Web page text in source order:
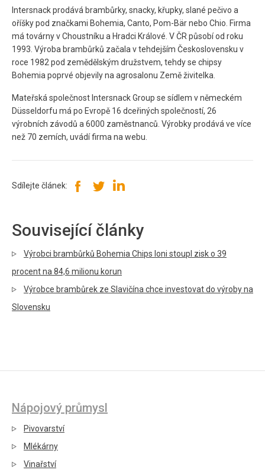
Intersnack prodává brambůrky, snacky, křupky, slané pečivo a
oříšky pod značkami Bohemia, Canto, Pom-Bär nebo Chio. Firma
má továrny v Choustníku a Hradci Králové. V ČR působí od roku
1993. Výroba brambůrků začala v tehdejším Československu v
roce 1982 pod zemědělským družstvem, tehdy se chipsy
Bohemia poprvé objevily na agrosalonu Země živitelka.
Mateřská společnost Intersnack Group se sídlem v německém
Düsseldorfu má po Evropě 16 dceřiných společností, 26
výrobních závodů a 6000 zaměstnanců. Výrobky prodává ve více
než 70 zemích, uvádí firma na webu.
Sdílejte článek:
Související články
Výrobci brambůrků Bohemia Chips loni stoupl zisk o 39
procent na 84,6 milionu korun
Výrobce brambůrek ze Slavičína chce investovat do výroby na
Slovensku
Nápojový průmysl
Pivovarství
Mlékárny
Vinařství